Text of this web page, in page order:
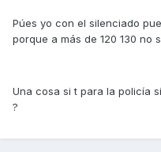
Púes yo con el silenciado
porque a más de 120 130 no
Una cosa si t para la policía
?